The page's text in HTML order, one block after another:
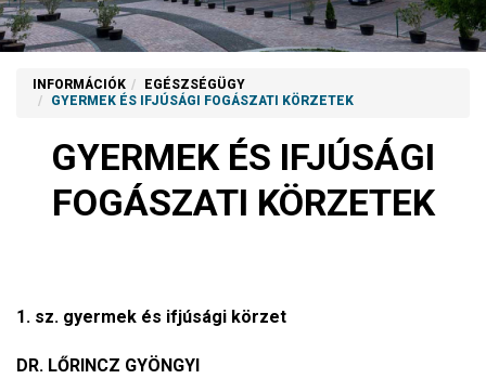
INFORMÁCIÓK
EGÉSZSÉGÜGY
GYERMEK ÉS IFJÚSÁGI FOGÁSZATI KÖRZETEK
GYERMEK ÉS IFJÚSÁGI
FOGÁSZATI KÖRZETEK
1. sz. gyermek és ifjúsági körzet
DR. LŐRINCZ GYÖNGYI